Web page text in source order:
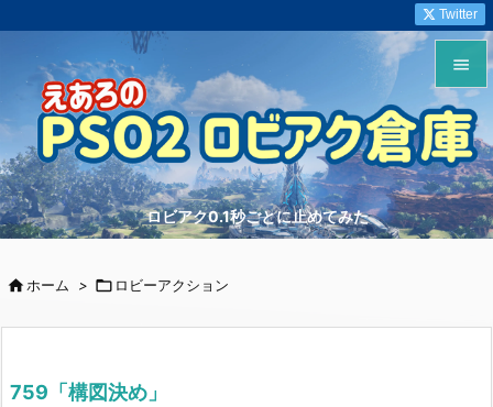
ロビアク0.1秒ごとに止めてみた


メニュ

サイド


Twitter
ホーム >  ロビーアクション
759「構図決め」